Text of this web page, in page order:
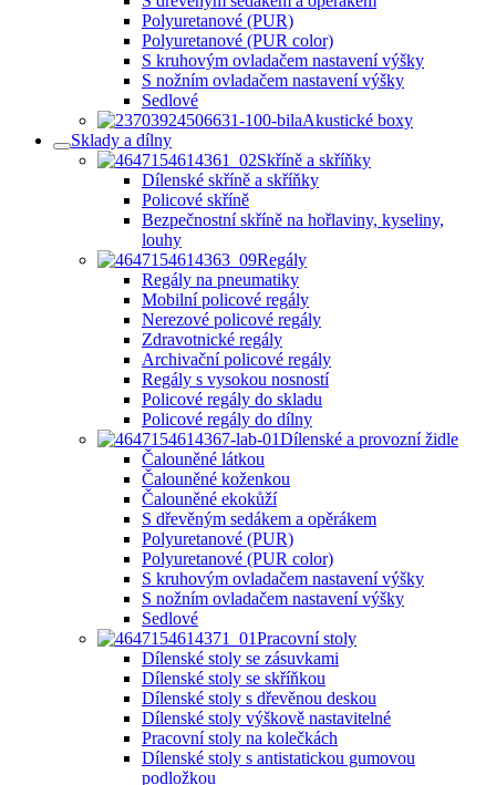
Polyuretanové (PUR)
Polyuretanové (PUR color)
S kruhovým ovladačem nastavení výšky
S nožním ovladačem nastavení výšky
Sedlové
Akustické boxy
Sklady a dílny
Skříně a skříňky
Dílenské skříně a skříňky
Policové skříně
Bezpečnostní skříně na hořlaviny, kyseliny,
louhy
Regály
Regály na pneumatiky
Mobilní policové regály
Nerezové policové regály
Zdravotnické regály
Archivační policové regály
Regály s vysokou nosností
Policové regály do skladu
Policové regály do dílny
Dílenské a provozní židle
Čalouněné látkou
Čalouněné koženkou
Čalouněné ekokůží
S dřevěným sedákem a opěrákem
Polyuretanové (PUR)
Polyuretanové (PUR color)
S kruhovým ovladačem nastavení výšky
S nožním ovladačem nastavení výšky
Sedlové
Pracovní stoly
Dílenské stoly se zásuvkami
Dílenské stoly se skříňkou
Dílenské stoly s dřevěnou deskou
Dílenské stoly výškově nastavitelné
Pracovní stoly na kolečkách
Dílenské stoly s antistatickou gumovou
podložkou